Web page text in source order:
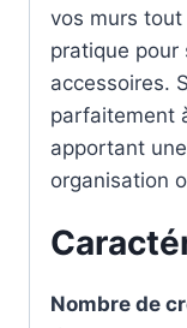
vos murs
pratique pour
accessoires.
parfaitement
apportant
organisation
Nombre de